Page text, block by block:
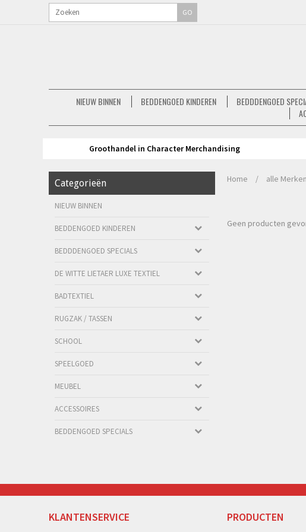
GO
NIEUW BINNEN BEDDENGOED KINDEREN BEDDDENGOED
Groothandel in Character Merchandising
Categorieën
NIEUW BINNEN
BEDDENGOED KINDEREN
BEDDDENGOED SPECIALS
DE WITTE LIETAER LUXE TEXTIEL
BADTEXTIEL
RUGZAK / TASSEN
SCHOOL
SPEELGOED
MEUBEL
ACCESSOIRES
BEDDENGOED SPECIALS
Home / alle Merken
Geen producten
KLANTENSERVICE PRODUCTEN